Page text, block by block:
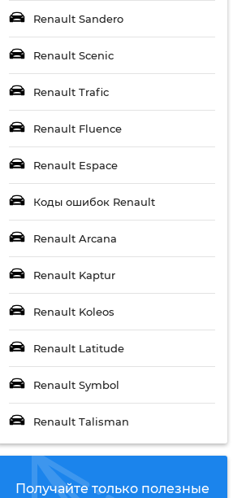
Renault Sandero
Renault Scenic
Renault Trafic
Renault Fluence
Renault Espace
Коды ошибок Renault
Renault Arcana
Renault Kaptur
Renault Koleos
Renault Latitude
Renault Symbol
Renault Talisman
Получайте только полезные